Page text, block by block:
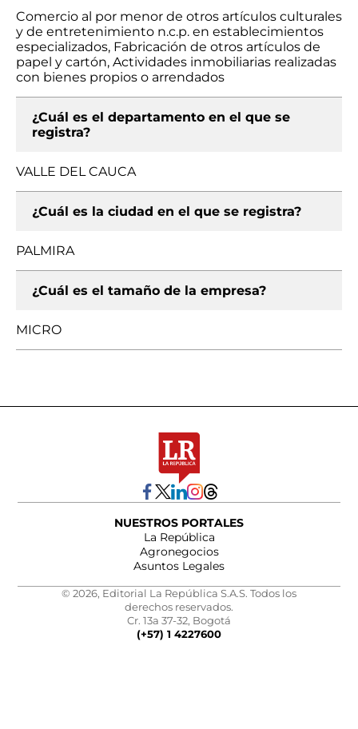
Comercio al por menor de otros artículos culturales
y de entretenimiento n.c.p. en establecimientos
especializados, Fabricación de otros artículos de
papel y cartón, Actividades inmobiliarias realizadas
con bienes propios o arrendados
¿Cuál es el departamento en el que se
registra?
VALLE DEL CAUCA
¿Cuál es la ciudad en el que se registra?
PALMIRA
¿Cuál es el tamaño de la empresa?
MICRO
NUESTROS PORTALES
La República
Agronegocios
Asuntos Legales
© 2026, Editorial La República S.A.S. Todos los
derechos reservados.
Cr. 13a 37-32, Bogotá
(+57) 1 4227600